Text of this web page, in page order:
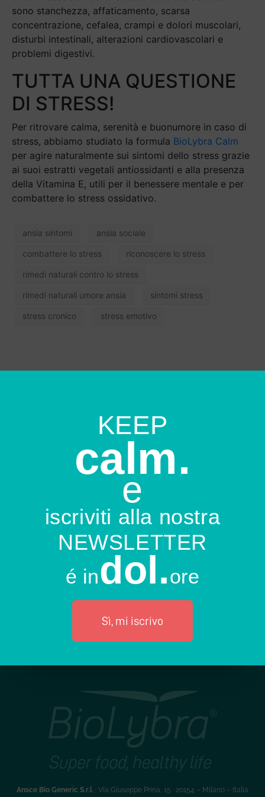
sono stanchezza, affaticamento, scarsa
concentrazione, cefalea, crampi e dolori muscolari,
disturbi intestinali, alterazioni cardiovascolari e
problemi digestivi.
TUTTA UNA QUESTIONE
DI STRESS!
Per ritrovare calma, serenità e buonumore in caso di
stress, abbiamo studiato la formula BioLybra Calm
per agire naturalmente sui sintomi dello stress grazie
ai suoi estratti vegetali antiossidanti e alla presenza
della Vitamina E, utili per il benessere mentale e per
combattere lo stress ossidativo.
ansia sintomi ansia sociale
combattere lo stress riconoscere lo stress
rimedi naturali contro lo stress
rimedi naturali umore ansia sintomi stress
stress cronico stress emotivo
KEEP
calm.
e
iscriviti alla nostra
NEWSLETTER
é indol.ore
Sì, mi iscrivo
Ansce Bio Generic S.r.l. · Via Giuseppe Prina, 15 · 20154 – Milano – Italia